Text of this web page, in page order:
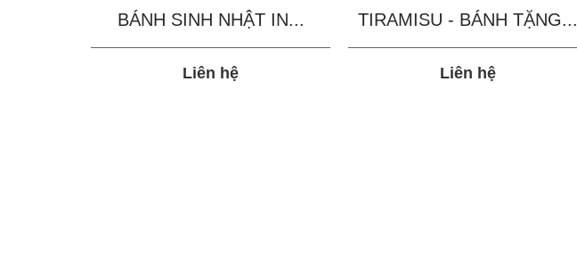
BÁNH SINH NHẬT IN...
Liên hệ
TIRAMISU - BÁNH TẶNG...
Liên hệ